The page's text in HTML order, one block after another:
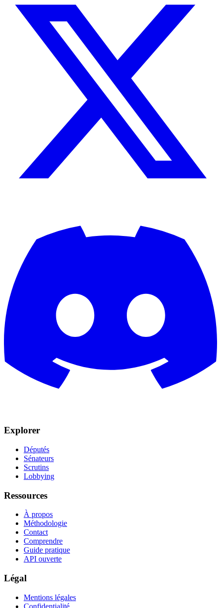
Explorer
Députés
Sénateurs
Scrutins
Lobbying
Ressources
À propos
Méthodologie
Contact
Comprendre
Guide pratique
API ouverte
Légal
Mentions légales
Confidentialité